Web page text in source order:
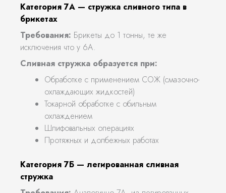
Категория 7А — стружка сливного типа в
брикетах
Требования: Брикеты до 1 тонны, те же
исключения что у 6А.
Сливная стружка образуется при:
Обработке с применением СОЖ (смазочно-
охлаждающих жидкостей)
Токарной обработке с обильным
охлаждением
Шлифовальных операциях
Протяжных и долбежных работах
Категория 7Б — легированная сливная
стружка